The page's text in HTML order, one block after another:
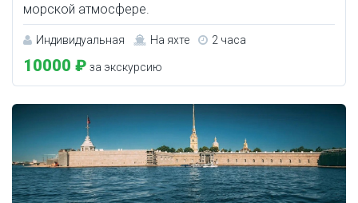
морской атмосфере.
Индивидуальная На яхте 2 часа
10000 ₽ за экскурсию